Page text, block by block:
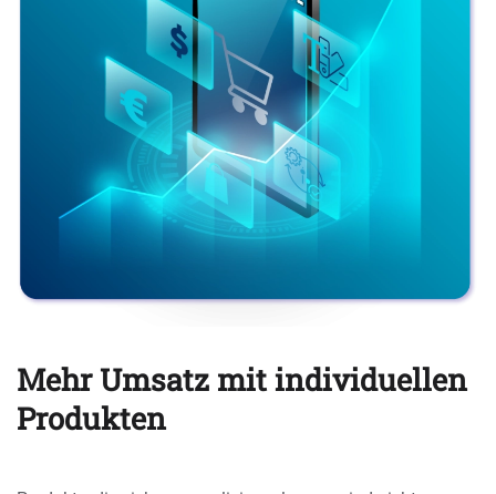
Mehr Umsatz mit individuellen
Produkten